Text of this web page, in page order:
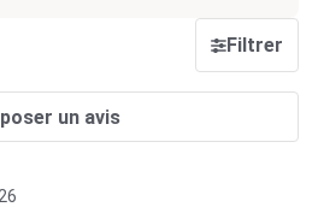
Filtrer
un avis